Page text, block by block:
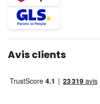
Avis clients